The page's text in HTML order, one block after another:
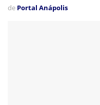
de Portal Anápolis